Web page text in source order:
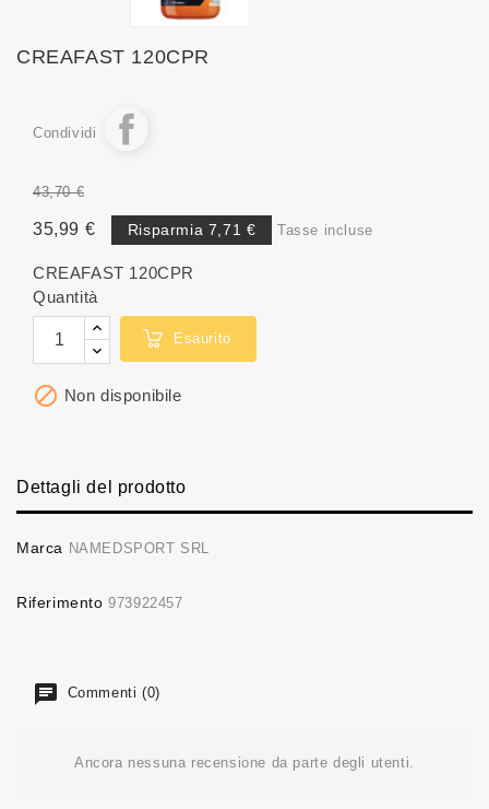
CREAFAST 120CPR
Condividi
43,70 €
35,99 € Risparmia 7,71 € Tasse incluse
CREAFAST 120CPR
Quantità
Esaurito
 Non disponibile
Dettagli del prodotto
Marca NAMEDSPORT SRL
Riferimento 973922457
Commenti (0)
Ancora nessuna recensione da parte degli utenti.